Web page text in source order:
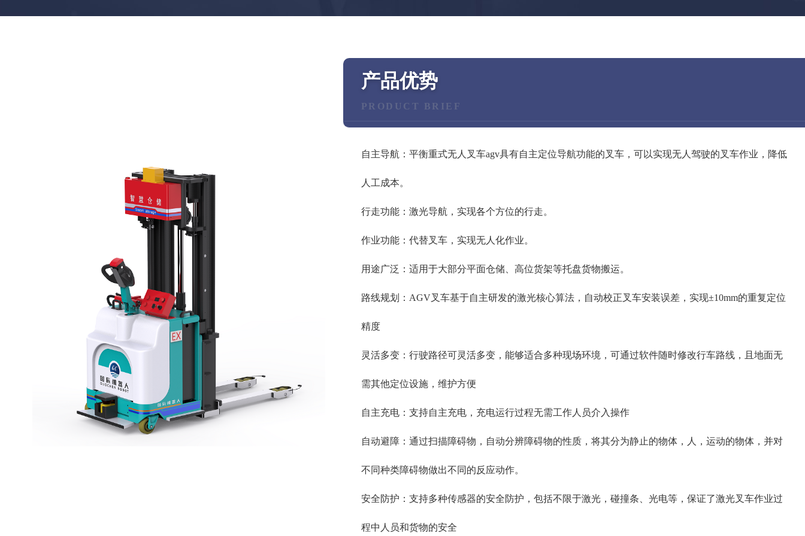
产品优势
PRODUCT BRIEF
自主导航：平衡重式无人叉车agv具有自主定位导航功能的叉车，可以实现无人驾驶的叉车作业，降低
人工成本。
行走功能：激光导航，实现各个方位的行走。
作业功能：代替叉车，实现无人化作业。
用途广泛：适用于大部分平面仓储、高位货架等托盘货物搬运。
路线规划：AGV叉车基于自主研发的激光核心算法，自动校正叉车安装误差，实现±10mm的重复定位
精度
灵活多变：行驶路径可灵活多变，能够适合多种现场环境，可通过软件随时修改行车路线，且地面无
需其他定位设施，维护方便
自主充电：支持自主充电，充电运行过程无需工作人员介入操作
自动避障：通过扫描障碍物，自动分辨障碍物的性质，将其分为静止的物体，人，运动的物体，并对
不同种类障碍物做出不同的反应动作。
安全防护：支持多种传感器的安全防护，包括不限于激光，碰撞条、光电等，保证了激光叉车作业过
程中人员和货物的安全